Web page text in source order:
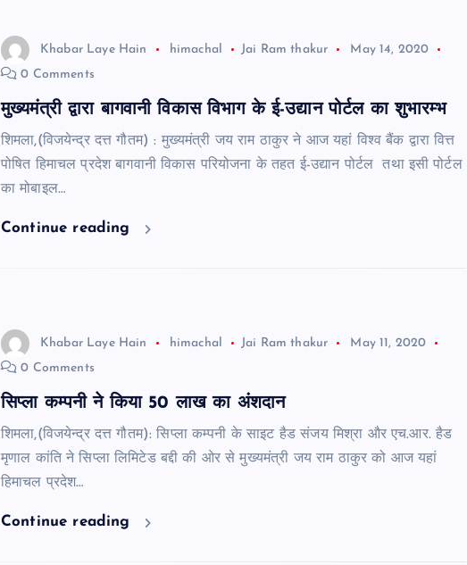
Khabar Laye Hain himachal Jai Ram thakur
May 14, 2020
0 Comments
मुख्यमंत्री द्वारा बागवानी विकास विभाग के ई-उद्यान पोर्टल का शुभारम्भ
शिमला,(विजयेन्द्र दत्त गौतम) : मुख्यमंत्री जय राम ठाकुर ने आज यहां विश्व बैंक द्वारा वित्त
पोषित हिमाचल प्रदेश बागवानी विकास परियोजना के तहत ई-उद्यान पोर्टल तथा इसी पोर्टल
का मोबाइल…
Continue reading
Khabar Laye Hain himachal Jai Ram thakur
May 11, 2020
0 Comments
सिप्ला कम्पनी ने किया 50 लाख का अंशदान
शिमला,(विजयेन्द्र दत्त गौतम): सिप्ला कम्पनी के साइट हैड संजय मिश्रा और एच.आर. हैड
मृणाल कांति ने सिप्ला लिमिटेड बद्दी की ओर से मुख्यमंत्री जय राम ठाकुर को आज यहां
हिमाचल प्रदेश…
Continue reading